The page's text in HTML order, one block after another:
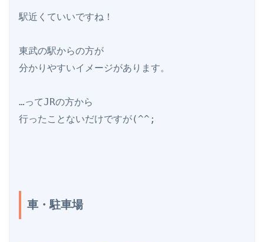
駅近くていいですね！
東武の駅からの方が
分かりやすいイメージがあります。
…ってJRの方から
行ったことないだけですが(^^;
車・駐車場